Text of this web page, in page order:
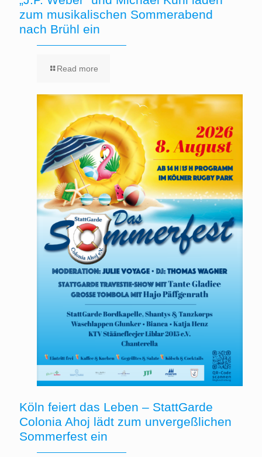
zum musikalischen Sommerabend
nach Brühl ein
Read more
Köln feiert das Leben – StattGarde
Colonia Ahoj lädt zum unvergeßlichen
Sommerfest ein